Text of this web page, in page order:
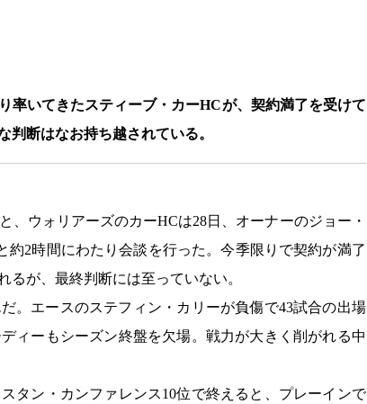
率いてきたスティーブ・カーHCが、契約満了を受けて
断はなお持ち越されている。
、ウォリアーズのカーHCは28日、オーナーのジョー・
2時間にわたり会談を行った。今季限りで契約が満了
るが、最終判断には至っていない。
。エースのステフィン・カリーが負傷で43試合の出場
ィーもシーズン終盤を欠場。戦力が大きく削がれる中
タン・カンファレンス10位で終えると、プレーインで